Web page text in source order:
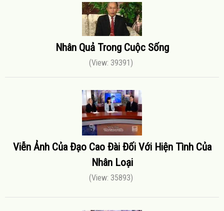
Nhân Quả Trong Cuộc Sống
(View: 39391)
Viễn Ảnh Của Đạo Cao Đài Đối Với Hiện Tình Của
Nhân Loại
(View: 35893)